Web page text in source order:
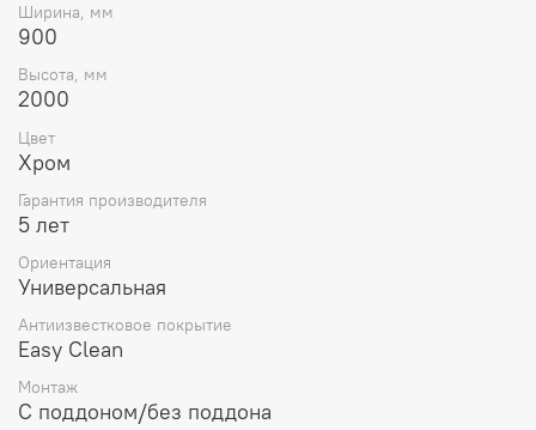
Ширина, мм
900
Высота, мм
2000
Цвет
Хром
Гарантия производителя
5 лет
Ориентация
Универсальная
Антиизвестковое покрытие
Easy Clean
Монтаж
С поддоном/без поддона